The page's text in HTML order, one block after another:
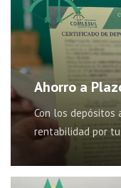
Ahorro a
Con los depósitos
rentabilidad por